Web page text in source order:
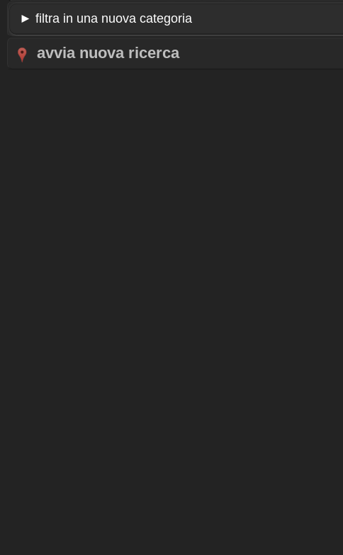
avvia nuova ricerca